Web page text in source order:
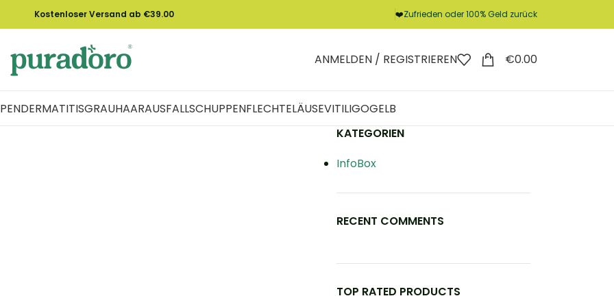
Kostenloser Versand ab €39.00 ❤️Zufrieden oder 100% Geld zurück
ANMELDEN / REGISTRIEREN €0.00
DERMATITISGRAUHAARAUSFALLSCHUPPENFLECHTELÄUSEVITILIGOGELB
KATEGORIEN
InfoBox
RECENT COMMENTS
TOP RATED PRODUCTS